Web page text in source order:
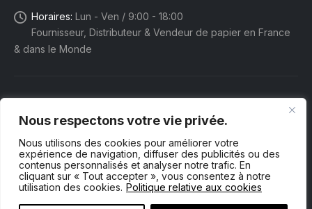
Nous respectons votre vie privée.
Nous utilisons des cookies pour améliorer votre
expérience de navigation, diffuser des publicités ou des
contenus personnalisés et analyser notre trafic. En
cliquant sur « Tout accepter », vous consentez à notre
utilisation des cookies. Politique relative aux cookies
Horaires: Lun - Ven / 9:00 - 18:00
Fournisseur, Distributeur & Vendeur de papier en France
& dans le Monde
Procop eShop. © 2025 Tous droits réservés.